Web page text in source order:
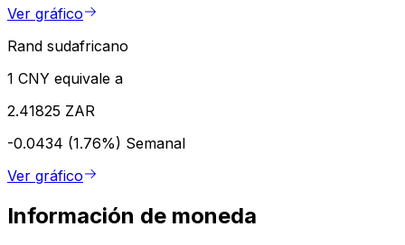
Ver gráfico
Rand sudafricano
1 CNY equivale a
2.41825 ZAR
-0.0434 (1.76%) Semanal
Ver gráfico
Información de moneda